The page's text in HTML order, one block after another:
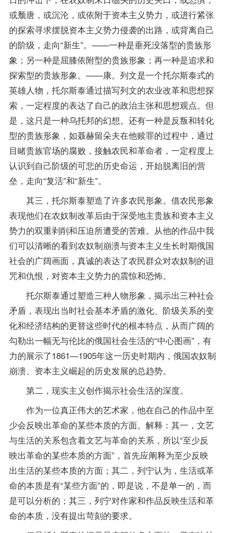
或颓唐，或沉沦，或依附于资本主义势力，或进行紧张
的探索寻求摆脱资本主义势力侵袭的出路，或背离自己
的阶级，走向“新生”。——一种是垂死没落型的贵族形
象；另一种是屈膝依附型的贵族形象；再一种是追求和
探索型的贵族形象。——康。列文是一个托尔斯泰式的
英雄人物，托尔斯泰通过描写列文的农业改革和思想探
索，一定程度的表达了自己的政治主张和思想观点。但
是，这只是一种乌托邦的幻想。还有一种是反叛和转化
型的贵族形象，如聂赫留朵夫在他赎罪的过程中，通过
目睹贵族官场的腐败，接触农民和革命者，一定程度上
认识到自己阶级的可悲的历史命运，开始脱离旧的营
垒，走向“复活”和“新生”。
其三，托尔斯泰塑造了许多农民形象。借农民形象
表现他们在农奴制改革后由于深受地主贵族和资本主义
势力的双重剥削和压迫所遭受的苦难。从他的作品中我
们可以清晰的看到农奴制崩溃与资本主义生长时期俄国
社会的广阔画面，真诚的表达了农民群众对农奴制的诅
咒和仇恨，对资本主义势力的震惊和恐怖。
托尔斯泰通过塑造三种人物形象，揭示出三种社会
矛盾，表现出当时社会基本矛盾的激化、阶级关系的变
化和经济结构的更替这些时代的根本特点，从而广阔的
勾勒出一幅无与伦比的俄国社会生活的“中心图画”，有
力的展示了1861—1905年这一历史时期内，俄国农奴制
崩溃、资本主义崛起的历史发展的总趋势。
第二，现实主义创作揭示社会生活的深度。
作为一位真正伟大的艺术家，他在自己的作品中至
少会反映出革命的某些本质的方面。解释：其一，文艺
与生活的关系包含着文艺与革命的关系，所以“至少反
映出革命的某些本质的方面”，首先应阐释为至少反映
出生活的某些本质的方面；其二，列宁认为，生活或革
命的本质是有“某些方面”的，即是说，不是单一的，而
是可以分析的；其三，列宁对作家和作品反映生活和革
命的本质，没有提出苛刻的要求。